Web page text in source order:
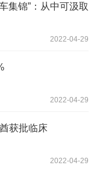
集锦”：从中可汲取
2022-04-29
2022-04-29
获批临床
2022-04-29